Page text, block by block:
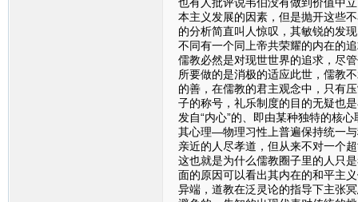
本主义发展的因素，但是抛开这些
的分析简直叫人惊叹，其敏锐的发
不同有一个同上帝共荣耀的内在的
儒教必然是对现世世界的追求，尽
所要做的是消极的适应此世，儒教
的善，在儒教的君主观念中，只有
子的称号，礼乐制度的目的无疑也
发自“内心”的、即由某种独特的核
其心理—物理习性上普遍保持统一
亲近的人尽孝道，但从来不对一个
这也就是为什么儒教圈子里的人只
面的原因可以看出其内在的和平主
异端，道教在泛灵论的指导下主张